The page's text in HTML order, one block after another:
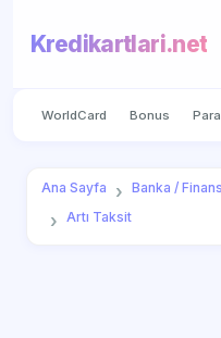
Kredikartlari.net
WorldCard Bonus
Ana Sayfa Banka / Finans
Artı Taksit